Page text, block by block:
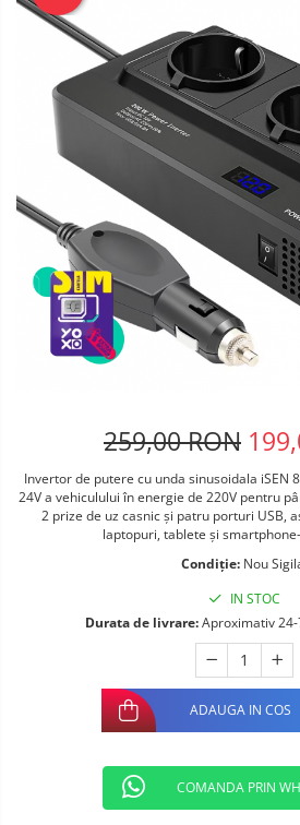
Telefoane mobile Ulefone
Telefoane mobile Unihertz
Telefoane mobile Cubot
Telefoane mobile Blackview
Telefoane mobile OSCAL
Telefoane mobile Fossibot
Telefoane mobile Lagenio
Telefoane mobile Samsung
Telefoane mobile iSEN
Telefoane mobile F150
Telefoane mobile HUAWEI
Telefoane mobile iHunt
Telefoane mobile Realme
Telefoane mobile ZTE Nubia
Telefoane mobile ALTE BRANDURI
259,00 RON
Invertor de putere cu unda sinusoidala iSEN
24V a vehiculului în energie de 220V pentru
2 prize de uz casnic și patru porturi USB,
laptopuri, tablete și
Condiție: Nou
IN STOC
Durata de livrare:Aproximativ
ADAUGA IN COS
COMANDA PRIN